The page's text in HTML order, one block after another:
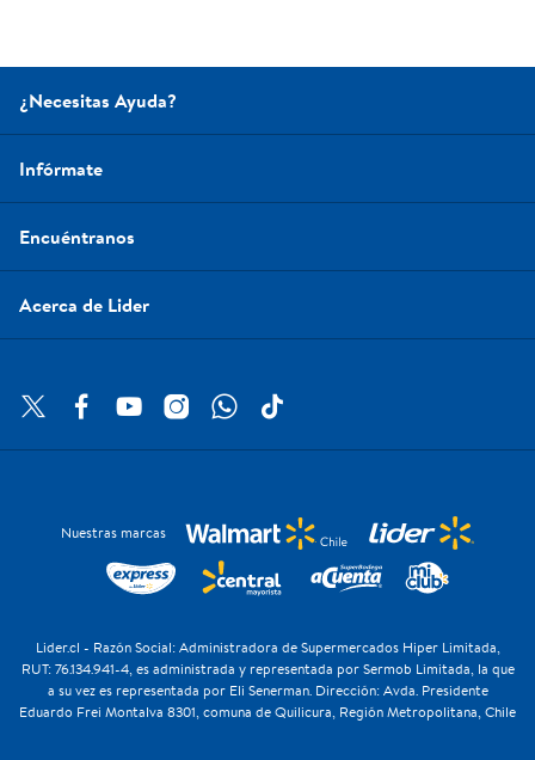
¿Necesitas Ayuda?
Infórmate
Encuéntranos
Acerca de Lider
Nuestras marcas
Lider.cl - Razón Social: Administradora de Supermercados Hiper Limitada,
RUT: 76.134.941-4, es administrada y representada por Sermob Limitada, la que
a su vez es representada por Eli Senerman. Dirección: Avda. Presidente
Eduardo Frei Montalva 8301, comuna de Quilicura, Región Metropolitana, Chile